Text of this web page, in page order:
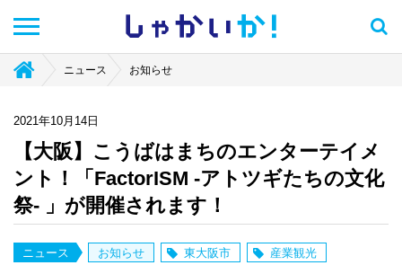
しゃかい か！
ニュース お知らせ
2021年10月14日
【大阪】こうばはまちのエンターテイメ
ント！「FactorISM -アトツギたちの文化
祭- 」が開催されます！
ニュース お知らせ 東大阪市 産業観光